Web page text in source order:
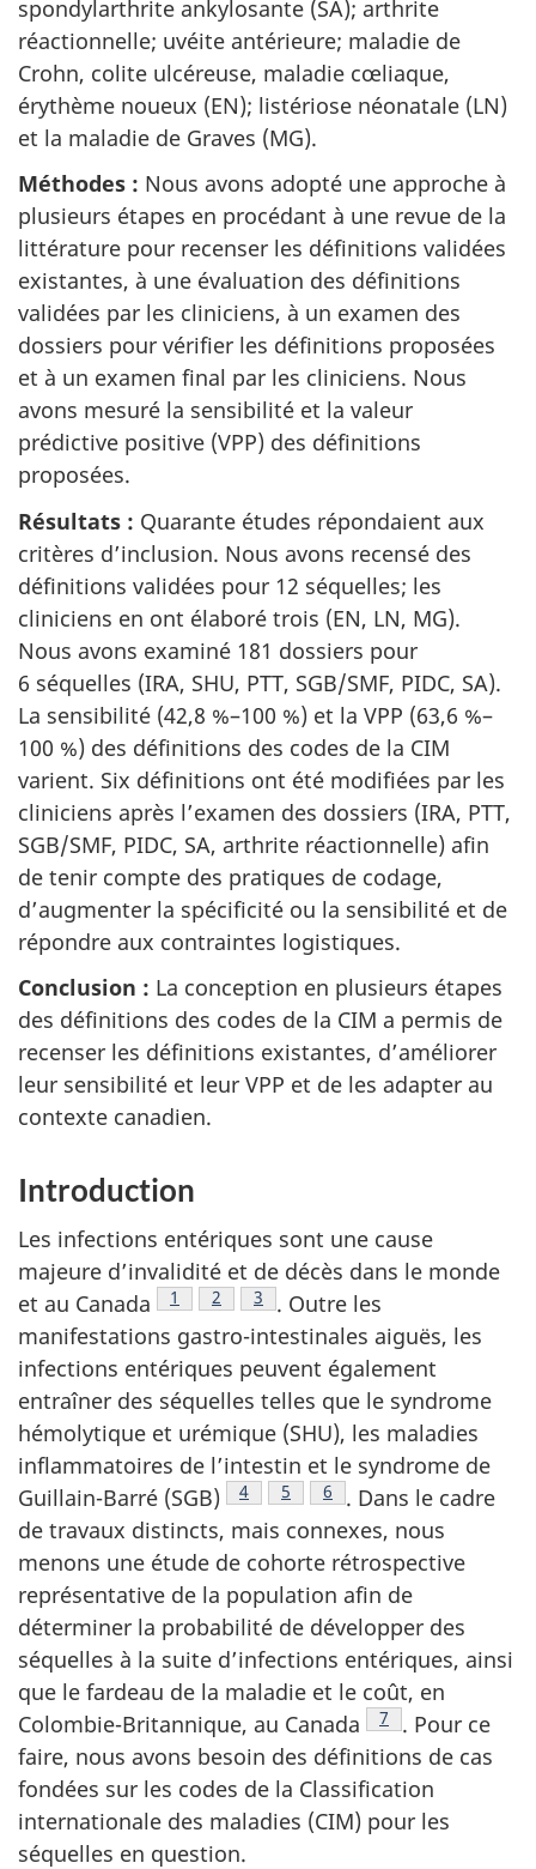
spondylarthrite ankylosante (SA); arthrite
réactionnelle; uvéite antérieure; maladie de
Crohn, colite ulcéreuse, maladie cœliaque,
érythème noueux (EN); listériose néonatale (LN)
et la maladie de Graves (MG).
Méthodes : Nous avons adopté une approche à
plusieurs étapes en procédant à une revue de la
littérature pour recenser les définitions validées
existantes, à une évaluation des définitions
validées par les cliniciens, à un examen des
dossiers pour vérifier les définitions proposées
et à un examen final par les cliniciens. Nous
avons mesuré la sensibilité et la valeur
prédictive positive (VPP) des définitions
proposées.
Résultats : Quarante études répondaient aux
critères d’inclusion. Nous avons recensé des
définitions validées pour 12 séquelles; les
cliniciens en ont élaboré trois (EN, LN, MG).
Nous avons examiné 181 dossiers pour
6 séquelles (IRA, SHU, PTT, SGB/SMF, PIDC, SA).
La sensibilité (42,8 %–100 %) et la VPP (63,6 %–
100 %) des définitions des codes de la CIM
varient. Six définitions ont été modifiées par les
cliniciens après l’examen des dossiers (IRA, PTT,
SGB/SMF, PIDC, SA, arthrite réactionnelle) afin
de tenir compte des pratiques de codage,
d’augmenter la spécificité ou la sensibilité et de
répondre aux contraintes logistiques.
Conclusion : La conception en plusieurs étapes
des définitions des codes de la CIM a permis de
recenser les définitions existantes, d’améliorer
leur sensibilité et leur VPP et de les adapter au
contexte canadien.
Introduction
Les infections entériques sont une cause
majeure d’invalidité et de décès dans le monde
et au Canada
Note de bas de page
1 Note de bas de page
2 Note de bas de page
3
. Outre les
manifestations gastro-intestinales aiguës, les
infections entériques peuvent également
entraîner des séquelles telles que le syndrome
hémolytique et urémique (SHU), les maladies
inflammatoires de l’intestin et le syndrome de
Guillain-Barré (SGB)
Note de bas de page
4 Note de bas de page
5 Note de bas de page
6
. Dans le cadre
de travaux distincts, mais connexes, nous
menons une étude de cohorte rétrospective
représentative de la population afin de
déterminer la probabilité de développer des
séquelles à la suite d’infections entériques, ainsi
que le fardeau de la maladie et le coût, en
Colombie-Britannique, au Canada
Note de bas de
7
. Pour ce
faire, nous avons besoin des définitions de cas
fondées sur les codes de la Classification
internationale des maladies (CIM) pour les
séquelles en question.